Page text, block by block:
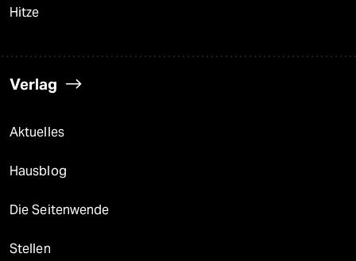
Hitze
Verlag
Aktuelles
Hausblog
Die Seitenwende
Stellen